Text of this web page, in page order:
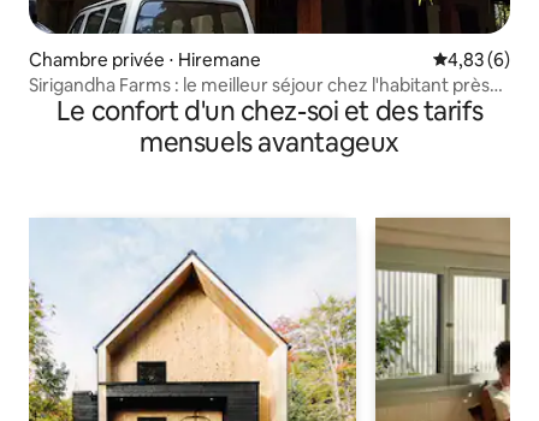
Chambre privée ⋅ Hiremane Évaluation
4,83 (6)
Sirigandha Farms : le meilleur séjour chez l'habitant près
de Jog
Le confort d'un chez-soi et des tarifs
mensuels avantageux